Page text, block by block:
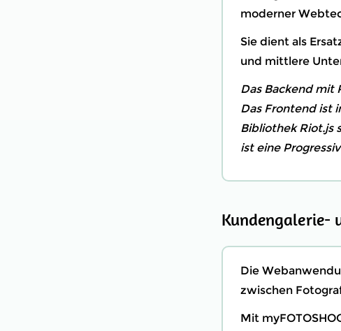
moderner
Sie dient als
und mittlere
Das Backend mit
Das Frontend ist
Bibliothek Riot.js
ist eine
Kundengalerie-
Die
zwischen
Mit